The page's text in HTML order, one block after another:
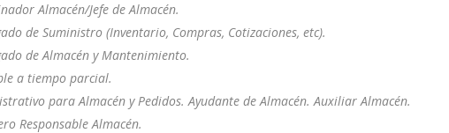
Almacén/Jefe de Almacén.
de Suministro (Inventario, Compras, Cotizaciones, etc).
de Almacén y Mantenimiento.
a tiempo parcial.
para Almacén y Pedidos. Ayudante de Almacén. Auxiliar Almacén.
Responsable Almacén.